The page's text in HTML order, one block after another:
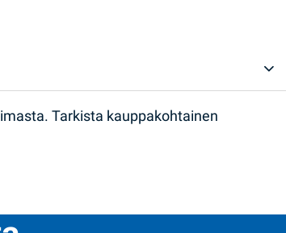
Tarkista kauppakohtainen